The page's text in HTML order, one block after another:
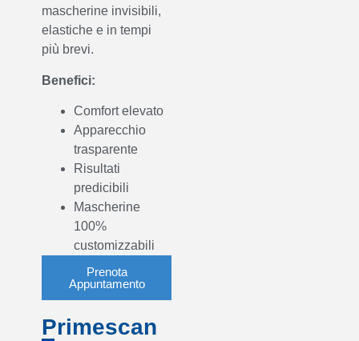
mascherine invisibili,
elastiche e in tempi
più brevi.
Benefici:
Comfort elevato
Apparecchio
trasparente
Risultati
predicibili
⁠Mascherine
100%
customizzabili
Prenota
Appuntamento
Primescan